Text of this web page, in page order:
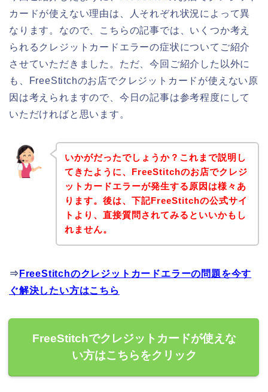
カードが使えない理由は、人それぞれ状況によって異
なります。なので、こちらの記事では、いくつか考え
られるクレジットカードエラーの症状についてご紹介
させていただきました。ただ、今回ご紹介した以外に
も、FreeStitchのお店でクレジットカードが使えない原
因は考えられますので、今日の記事は参考程度にして
いただければと思います。
いかがだったでしょうか？これまで説明し
てきたように、FreeStitchのお店でクレジ
ットカードエラーが発生する原因は様々あ
ります。後は、下記FreeStitchの公式サイ
トより、直接質問されてみるといいかもし
れません。
⇒ FreeStitchのクレジットカードエラーの問題を今す
ぐ解決したい方はこちら
FreeStitchでクレジットカードが使えな
い方はこちらをクリック